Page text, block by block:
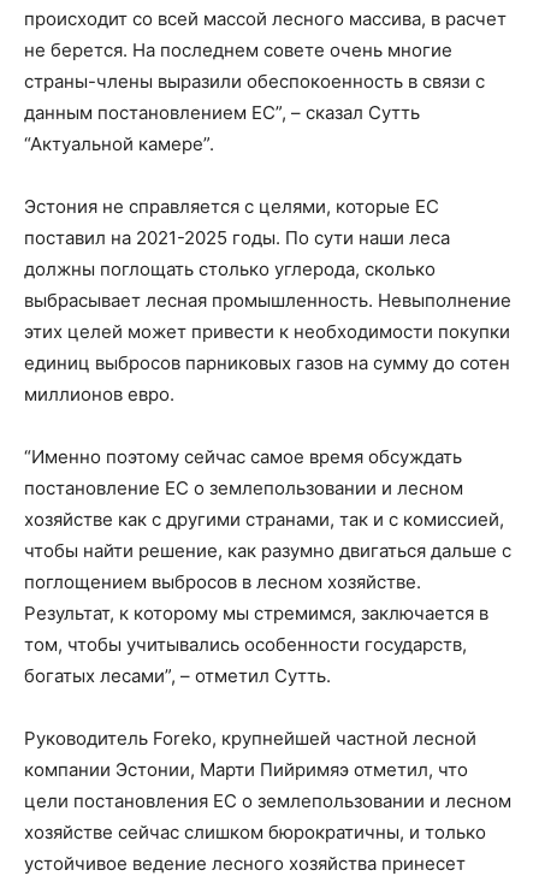
происходит со всей массой лесного массива, в расчет
не берется. На последнем совете очень многие
страны-члены выразили обеспокоенность в связи с
данным постановлением ЕС”, – сказал Сутть
“Актуальной камере”.
Эстония не справляется с целями, которые ЕС
поставил на 2021-2025 годы. По сути наши леса
должны поглощать столько углерода, сколько
выбрасывает лесная промышленность. Невыполнение
этих целей может привести к необходимости покупки
единиц выбросов парниковых газов на сумму до сотен
миллионов евро.
“Именно поэтому сейчас самое время обсуждать
постановление ЕС о землепользовании и лесном
хозяйстве как с другими странами, так и с комиссией,
чтобы найти решение, как разумно двигаться дальше с
поглощением выбросов в лесном хозяйстве.
Результат, к которому мы стремимся, заключается в
том, чтобы учитывались особенности государств,
богатых лесами”, – отметил Сутть.
Руководитель Foreko, крупнейшей частной лесной
компании Эстонии, Марти Пийримяэ отметил, что
цели постановления ЕС о землепользовании и лесном
хозяйстве сейчас слишком бюрократичны, и только
устойчивое ведение лесного хозяйства принесет